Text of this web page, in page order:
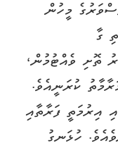
އެދުވަސްވަރުގެ މީހުން
ގާ
ތޮށި ވެއްޓުމުން،
ކުރަނީއެވެ.
އިރުމަތީ ފަރާތާއި
ހުޅަނގު